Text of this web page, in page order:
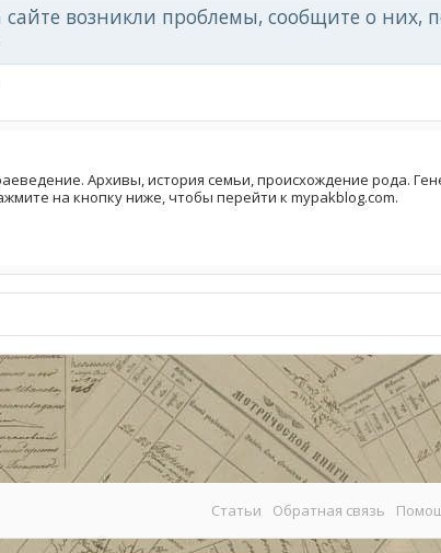
возникли проблемы, сообщите о них,
Архивы, история семьи, происхождение рода.
на кнопку ниже, чтобы перейти к mypakblog.com.
Статьи Обратная связь